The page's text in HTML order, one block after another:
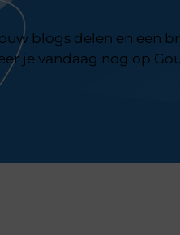
blogs delen en een
je vandaag nog op